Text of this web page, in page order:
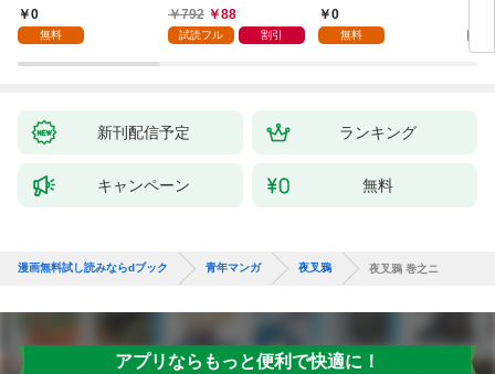
1 0
無料
792
88
試読フル 割引
0
無料
新刊配信予定 ランキング
キャンペーン 無料
漫画無料試し読みならdブック 青年マンガ 夜叉鴉 夜叉鴉 巻之ニ
アプリならもっと便利で快適に！